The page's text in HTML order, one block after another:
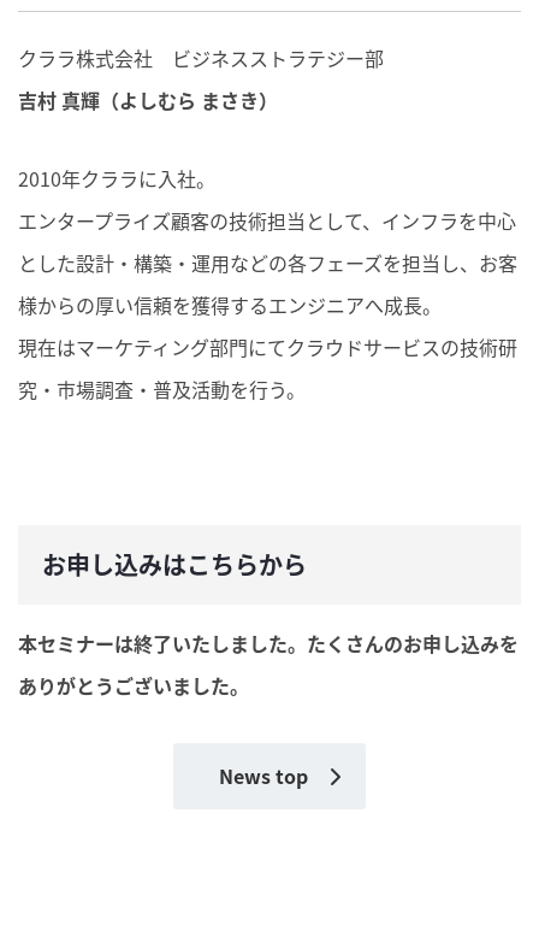
クララ株式会社 ビジネスストラテジー部
吉村 真輝（よしむら まさき）
2010年クララに入社。
エンタープライズ顧客の技術担当として、インフラを中心
とした設計・構築・運用などの各フェーズを担当し、お客
様からの厚い信頼を獲得するエンジニアへ成長。
現在はマーケティング部門にてクラウドサービスの技術研
究・市場調査・普及活動を行う。
お申し込みはこちらから
本セミナーは終了いたしました。たくさんのお申し込みを
ありがとうございました。
News top